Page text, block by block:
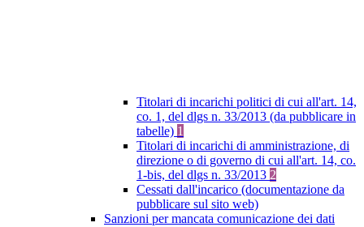
Titolari di incarichi politici di cui all'art. 14,
co. 1, del dlgs n. 33/2013 (da pubblicare in
tabelle) 1
Titolari di incarichi di amministrazione, di
direzione o di governo di cui all'art. 14, co.
1-bis, del dlgs n. 33/2013 2
Cessati dall'incarico (documentazione da
pubblicare sul sito web)
Sanzioni per mancata comunicazione dei dati